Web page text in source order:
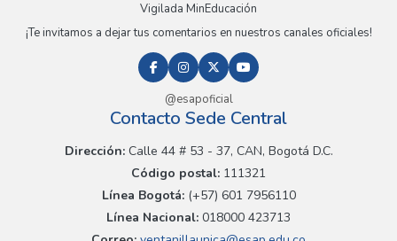
Vigilada MinEducación
¡Te invitamos a dejar tus comentarios en nuestros canales oficiales!
@esapoficial
Contacto Sede Central
Dirección:Calle 44 # 53 - 37, CAN, Bogotá D.C.
Código postal: 111321
Línea Bogotá:(+57) 601 7956110
Línea Nacional: 018000 423713